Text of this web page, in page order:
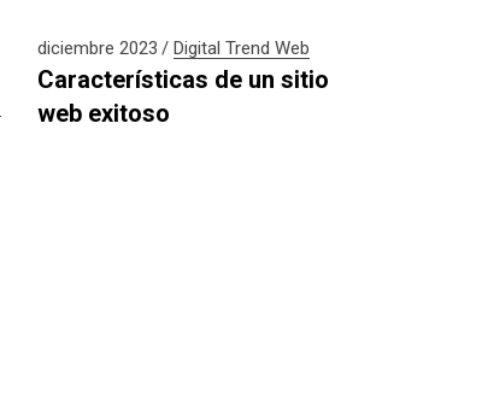
diciembre 2023 Digital Trend Web
Características de un sitio
web exitoso